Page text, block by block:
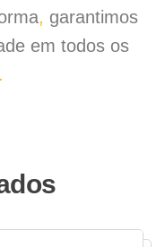
, garantimos
em todos os
.